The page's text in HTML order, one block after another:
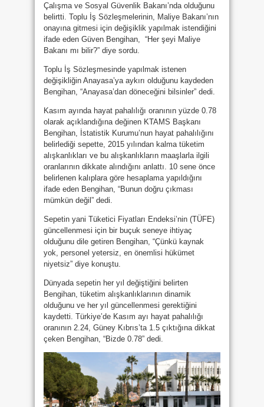
Çalışma ve Sosyal Güvenlik Bakanı’nda olduğunu
belirtti. Toplu İş Sözleşmelerinin, Maliye Bakanı’nın
onayına gitmesi için değişiklik yapılmak istendiğini
ifade eden Güven Bengihan, “Her şeyi Maliye
Bakanı mı bilir?” diye sordu.
Toplu İş Sözleşmesinde yapılmak istenen
değişikliğin Anayasa’ya aykırı olduğunu kaydeden
Bengihan, “Anayasa’dan döneceğini bilsinler” dedi.
Kasım ayında hayat pahalılığı oranının yüzde 0.78
olarak açıklandığına değinen KTAMS Başkanı
Bengihan, İstatistik Kurumu’nun hayat pahalılığını
belirlediği sepette, 2015 yılından kalma tüketim
alışkanlıkları ve bu alışkanlıkların maaşlarla ilgili
oranlarının dikkate alındığını anlattı. 10 sene önce
belirlenen kalıplara göre hesaplama yapıldığını
ifade eden Bengihan, “Bunun doğru çıkması
mümkün değil” dedi.
Sepetin yani Tüketici Fiyatları Endeksi’nin (TÜFE)
güncellenmesi için bir buçuk seneye ihtiyaç
olduğunu dile getiren Bengihan, “Çünkü kaynak
yok, personel yetersiz, en önemlisi hükümet
niyetsiz” diye konuştu.
Dünyada sepetin her yıl değiştiğini belirten
Bengihan, tüketim alışkanlıklarının dinamik
olduğunu ve her yıl güncellenmesi gerektiğini
kaydetti. Türkiye’de Kasım ayı hayat pahalılığı
oranının 2.24, Güney Kıbrıs’ta 1.5 çıktığına dikkat
çeken Bengihan, “Bizde 0.78” dedi.